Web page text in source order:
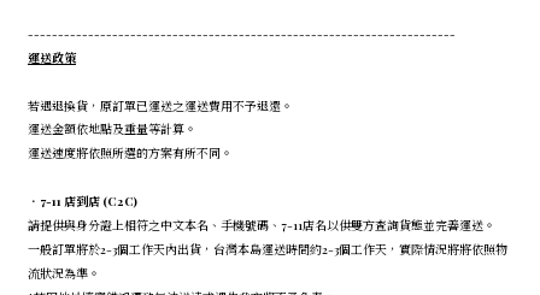
-----------------------------------------------------------------------
運送政策
若遇退換貨，原訂單已運送之運送費用不予退還。
運送金額依地點及重量等計算。
運送速度將依照所選的方案有所不同。
．7-11 店到店 (C2C)
請提供與身分證上相符之中文本名、手機號碼、7-11店名以供雙方查詢貨態並完善運送。
一般訂單將於2-3個工作天內出貨，台灣本島運送時間約2-3個工作天，實際情況將將依照物
流狀況為準。